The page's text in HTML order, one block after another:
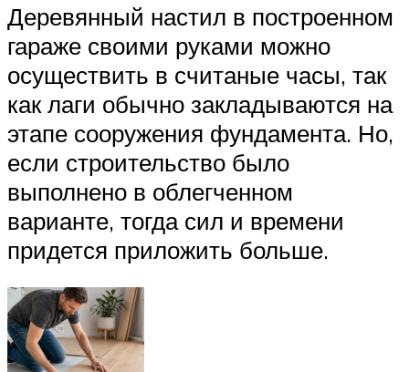
Деревянный настил в построенном
гараже своими руками можно
осуществить в считаные часы, так
как лаги обычно закладываются на
этапе сооружения фундамента. Но,
если строительство было
выполнено в облегченном
варианте, тогда сил и времени
придется приложить больше.